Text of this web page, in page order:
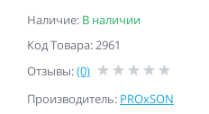
Наличие: В наличии
Код Товара: 2961
Отзывы:(0)
Производитель: PROxSON